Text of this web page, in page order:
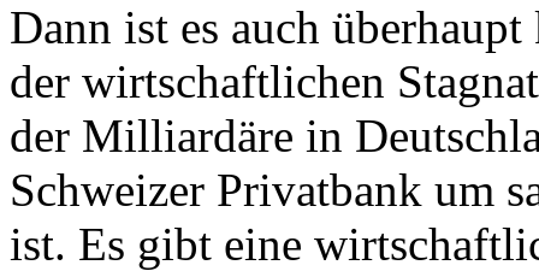
Dann ist es auch
der wirtschaftlichen
der Milliardäre in
Schweizer Privatbank um
ist. Es gibt eine